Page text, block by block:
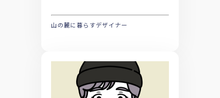
山の麓に暮らすデザイナー